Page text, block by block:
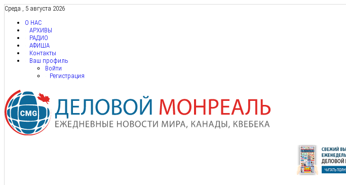
Среда , 5 августа 2026
О НАС
АРХИВЫ
РАДИО
АФИША
Контакты
Ваш профиль
Войти
Регистрация